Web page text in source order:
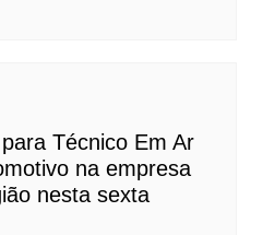
Técnico Em Ar
na empresa
nesta sexta